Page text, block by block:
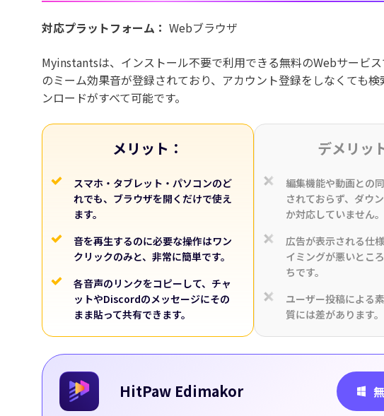
対応プラットフォーム： Webブラウザ
Myinstantsは、インストール不要で利用できる無料のWebサービ
のミーム効果音が登録されており、アカウント登録をしなくても検
ンロードがすべて可能です。
メリット：
スマホ・タブレット・パソコンのど
れでも、ブラウザを開くだけで使え
ます。
音を再生するのに必要な操作はワン
クリックのみと、非常に簡単です。
各音声のリンクをコピーして、チャ
ットやDiscordのメッセージにその
まま貼って共有できます。
デメリッ
編集機能や動画との
されておらず、ダウ
か対応していません。
広告が表示される仕
イミングが悪いとこ
ちです。
ユーザー投稿による
質には差があります。
HitPaw Edimakor
EdimakorでKling 3.0が利用可能に
写真1枚から、リズムと動きのある を簡単に生成できま